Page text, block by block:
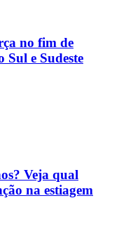
no fim de
Sul e Sudeste
Veja qual
na estiagem